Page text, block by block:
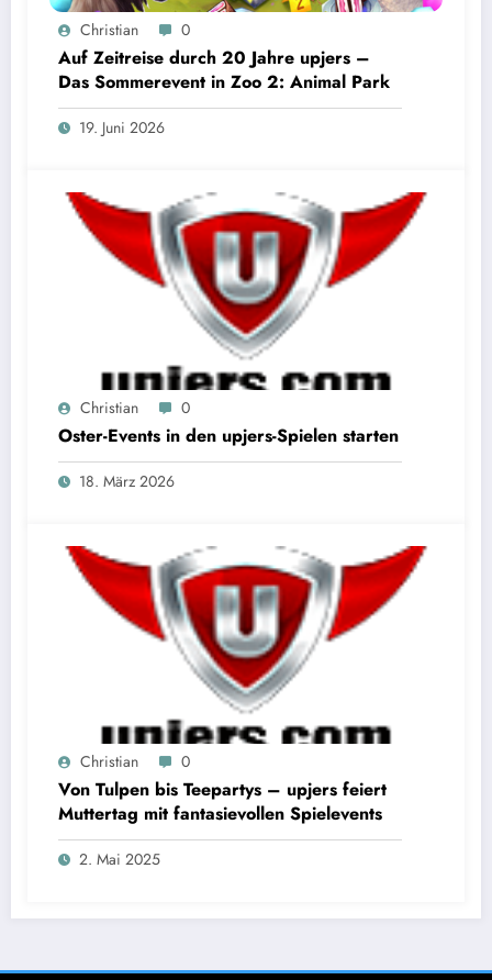
Christian 0
Auf Zeitreise durch 20 Jahre upjers –
Das Sommerevent in Zoo 2: Animal Park
19. Juni 2026
Christian 0
Oster-Events in den upjers-Spielen starten
18. März 2026
Christian 0
Von Tulpen bis Teepartys – upjers feiert
Muttertag mit fantasievollen Spielevents
2. Mai 2025